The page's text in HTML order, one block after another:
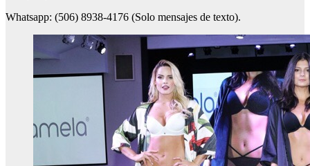
Whatsapp: (506) 8938-4176 (Solo mensajes de texto).